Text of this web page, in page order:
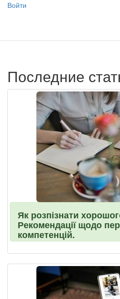
записи
Войти
Последние
Як розпізнати
Рекомендації щодо
компетенцій.